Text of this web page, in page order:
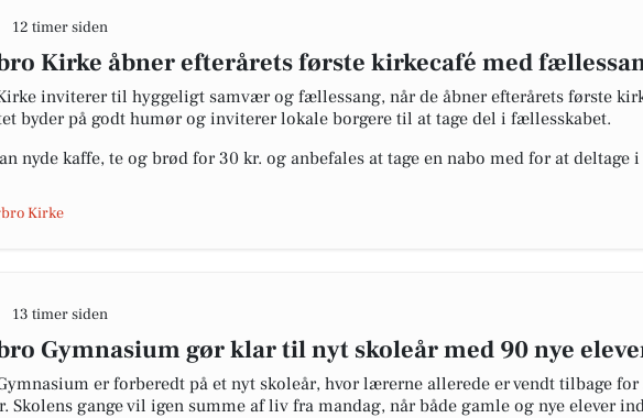
12 timer siden
Kirke åbner efterårets første kirkecafé med
inviterer til hyggeligt samvær og fællessang, når de åbner efterårets første
byder på godt humør og inviterer lokale borgere til at tage del i fællesskabet.
nyde kaffe, te og brød for 30 kr. og anbefales at tage en nabo med for at deltage
Kirke
13 timer siden
Gymnasium gør klar til nyt skoleår med 90 nye
er forberedt på et nyt skoleår, hvor lærerne allerede er vendt tilbage
Skolens gange vil igen summe af liv fra mandag, når både gamle og nye elever